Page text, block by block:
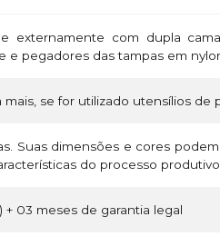
externamente com dupla
e pegadores das tampas em
se for utilizado utensílios de
Suas dimensões e cores
do processo produtivo
03 meses de garantia legal